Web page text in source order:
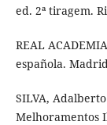
ed. 2ª tiragem.
REAL
española.
SILVA,
Melhoramentos